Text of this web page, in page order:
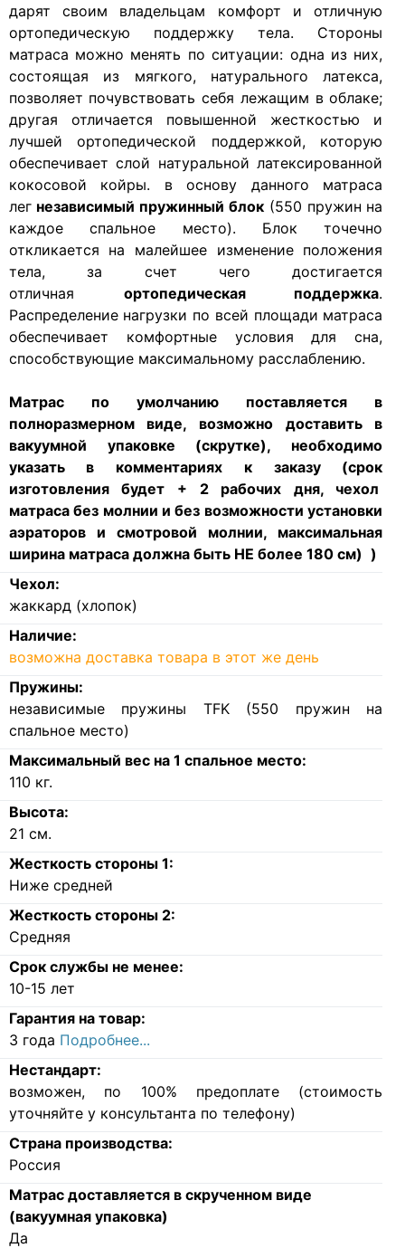
дарят своим владельцам комфорт и отличную
ортопедическую поддержку тела. Стороны
матраса можно менять по ситуации: одна из них,
состоящая из мягкого, натурального латекса,
позволяет почувствовать себя лежащим в облаке;
другая отличается повышенной жесткостью и
лучшей ортопедической поддержкой, которую
обеспечивает слой натуральной латексированной
кокосовой койры. в основу данного матраса
лег независимый пружинный блок (550 пружин на
каждое спальное место). Блок точечно
откликается на малейшее изменение положения
тела, за счет чего достигается
отличная ортопедическая поддержка.
Распределение нагрузки по всей площади матраса
обеспечивает комфортные условия для сна,
способствующие максимальному расслаблению.
Матрас по умолчанию поставляется в
полноразмерном виде, возможно доставить в
вакуумной упаковке (скрутке), необходимо
указать в комментариях к заказу (срок
изготовления будет + 2 рабочих дня, чехол
матраса без молнии и без возможности установки
аэраторов и смотровой молнии, максимальная
ширина матраса должна быть НЕ более 180 см) )
Чехол:
жаккард (хлопок)
Наличие:
возможна доставка товара в этот же день
Пружины:
независимые пружины TFK (550 пружин на
спальное место)
Максимальный вес на 1 спальное место:
110 кг.
Высота:
21 см.
Жесткость стороны 1:
Ниже средней
Жесткость стороны 2:
Средняя
Срок службы не менее:
10-15 лет
Гарантия на товар:
3 года Подробнее...
Нестандарт:
возможен, по 100% предоплате (стоимость
уточняйте у консультанта по телефону)
Страна производства:
Россия
Матрас доставляется в скрученном виде
(вакуумная упаковка)
Да